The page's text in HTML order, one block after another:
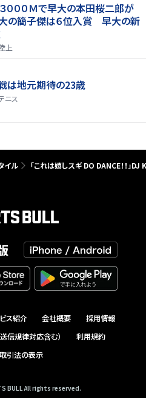
０００Ｍで早大の本田桜二郎が
の簡子傑は６位入賞 早大の新
上
は地元期待の23歳
ニス
イル 「これは嬉しスギ DO DANCE！！」
ス紹介 会社概要
採用情報
信規律対応含む）
利用規約
引法の表示
BULL All rights reserved.